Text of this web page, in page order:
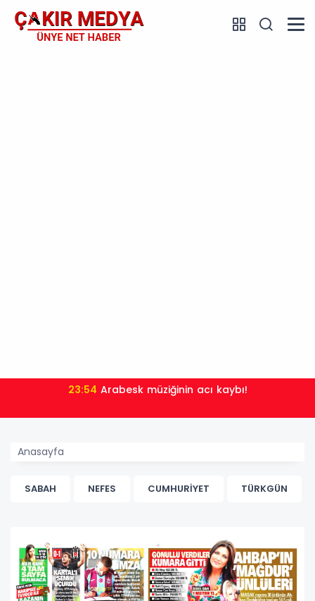
23:54 Arabesk müziğinin acı kaybı!
Anasayfa
SABAH NEFES CUMHURİYET TÜRKGÜN